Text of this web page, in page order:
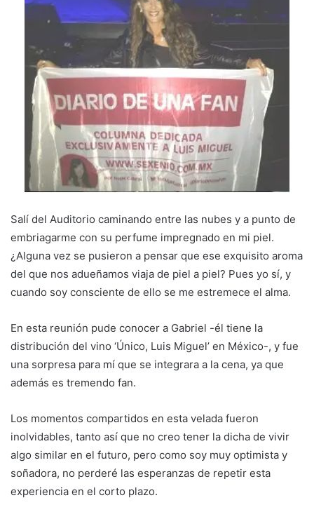
Salí del Auditorio caminando entre las nubes y a punto de
embriagarme con su perfume impregnado en mi piel.
¿Alguna vez se pusieron a pensar que ese exquisito aroma
del que nos adueñamos viaja de piel a piel? Pues yo sí, y
cuando soy consciente de ello se me estremece el alma.
En esta reunión pude conocer a Gabriel -él tiene la
distribución del vino ‘Único, Luis Miguel’ en México-, y fue
una sorpresa para mí que se integrara a la cena, ya que
además es tremendo fan.
Los momentos compartidos en esta velada fueron
inolvidables, tanto así que no creo tener la dicha de vivir
algo similar en el futuro, pero como soy muy optimista y
soñadora, no perderé las esperanzas de repetir esta
experiencia en el corto plazo.